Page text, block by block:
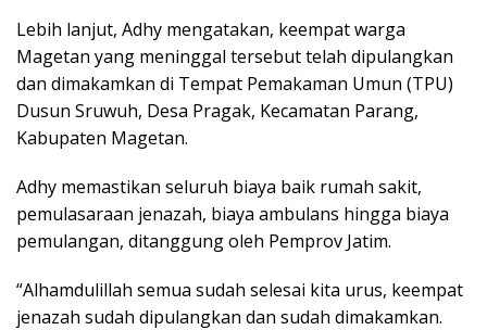
Lebih lanjut, Adhy mengatakan, keempat warga
Magetan yang meninggal tersebut telah dipulangkan
dan dimakamkan di Tempat Pemakaman Umun (TPU)
Dusun Sruwuh, Desa Pragak, Kecamatan Parang,
Kabupaten Magetan.
Adhy memastikan seluruh biaya baik rumah sakit,
pemulasaraan jenazah, biaya ambulans hingga biaya
pemulangan, ditanggung oleh Pemprov Jatim.
“Alhamdulillah semua sudah selesai kita urus, keempat
jenazah sudah dipulangkan dan sudah dimakamkan.